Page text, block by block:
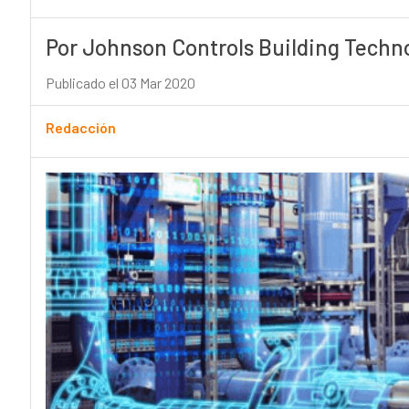
Por Johnson Controls Building
Publicado el 03 Mar 2020
Redacción